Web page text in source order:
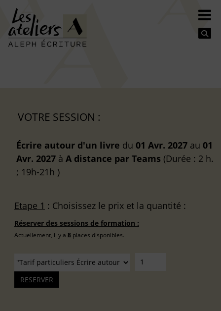
VOTRE SESSION :
Écrire autour d'un livre du 01 Avr. 2027 au 01
Avr. 2027 à A distance par Teams (Durée : 2 h.
; 19h-21h )
Etape 1 : Choisissez le prix et la quantité :
Réserver des sessions de formation :
Actuellement, il y a 8 places disponibles.